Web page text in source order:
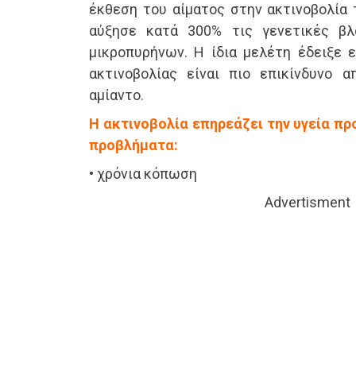
έκθεση του αίματος στην
αύξησε κατά 300% τις γενετικές
μικροπυρήνων. Η ίδια μελέτη έδειξε
ακτινοβολίας είναι πιο
αμίαντο.
Η ακτινοβολία επηρεάζει την υγεία
προβλήματα:
• χρόνια κόπωση
Advertisment